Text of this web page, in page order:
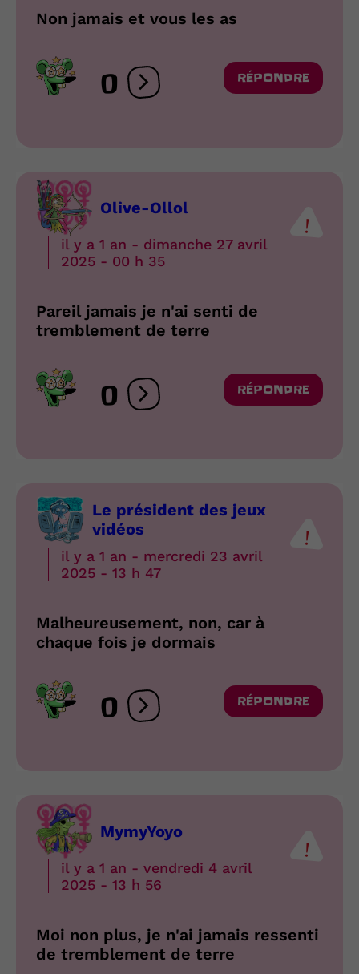
Non jamais et vous les as
0 Ouvrir les réactions
RÉPONDRE
Olive-Ollol
il y a 1 an - dimanche 27 avril
2025 - 00 h 35
Pareil jamais je n'ai senti de
tremblement de terre
0 Ouvrir les réactions
RÉPONDRE
Le président des jeux
vidéos
il y a 1 an - mercredi 23 avril
2025 - 13 h 47
Malheureusement, non, car à
chaque fois je dormais
0 Ouvrir les réactions
RÉPONDRE
MymyYoyo
il y a 1 an - vendredi 4 avril
2025 - 13 h 56
Moi non plus, je n'ai jamais ressenti
de tremblement de terre